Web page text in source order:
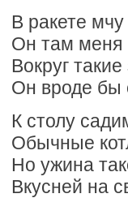
В ракете
Он там меня
Вокруг
Он вроде бы
К столу
Обычные
Но ужина
Вкусней на